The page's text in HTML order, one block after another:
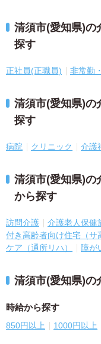
清須市(愛知県)の
探す
正社員(正職員) 非常勤
清須市(愛知県)の
探す
病院 クリニック 介護
清須市(愛知県)の
から探す
訪問介護 介護老人保健
付き高齢者向け住宅（サ
ケア（通所リハ）
障が
清須市(愛知県)の
時給から探す
850円以上 1000円以上